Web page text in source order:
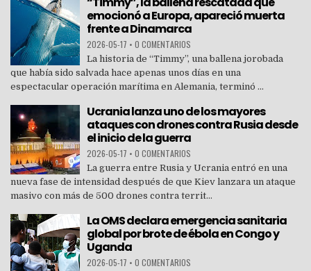
emocionó a Europa, apareció muerta
frente a Dinamarca
2026-05-17 • 0 COMENTARIOS
La historia de “Timmy”, una ballena jorobada
que había sido salvada hace apenas unos días en una
espectacular operación marítima en Alemania, terminó ...
Ucrania lanza uno de los mayores
ataques con drones contra Rusia desde
el inicio de la guerra
2026-05-17 • 0 COMENTARIOS
La guerra entre Rusia y Ucrania entró en una
nueva fase de intensidad después de que Kiev lanzara un ataque
masivo con más de 500 drones contra territ...
La OMS declara emergencia sanitaria
global por brote de ébola en Congo y
Uganda
2026-05-17 • 0 COMENTARIOS